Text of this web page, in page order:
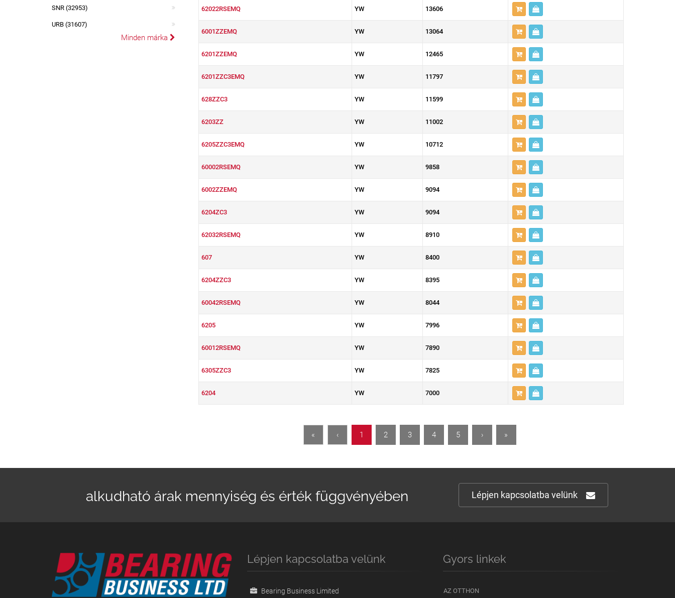
62022RSEMQ YW 13606
6001ZZEMQ YW 13064
6201ZZEMQ YW 12465
6201ZZC3EMQ YW 11797
628ZZC3 YW 11599
6203ZZ YW 11002
6205ZZC3EMQ YW 10712
60002RSEMQ YW 9858
6002ZZEMQ YW 9094
6204ZC3 YW 9094
62032RSEMQ YW 8910
607 YW 8400
6204ZZC3 YW 8395
60042RSEMQ YW 8044
6205 YW 7996
60012RSEMQ YW 7890
6305ZZC3 YW 7825
6204 YW 7000
« ‹ 1 2 3 4 5 › »
SNR (32953)
URB (31607)
Minden márka
alkudható árak mennyiség és érték függvényében Lépjen kapcsolatba velünk
Lépjen kapcsolatba velünk
Bearing Business Limited
Gyors linkek
AZ OTTHON